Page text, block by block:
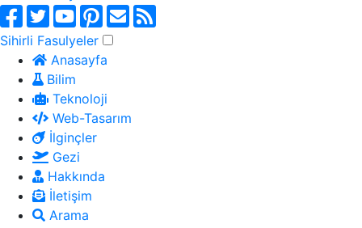
Sihirli Fasulyeler
Anasayfa
Bilim
Teknoloji
Web-Tasarım
İlginçler
Gezi
Hakkında
İletişim
Arama